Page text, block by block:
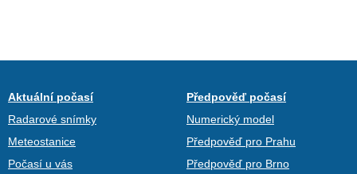
Aktuální počasí
Radarové snímky
Meteostanice
Počasí u vás
Předpověď počasí
Numerický model
Předpověď pro Prahu
Předpověď pro Brno